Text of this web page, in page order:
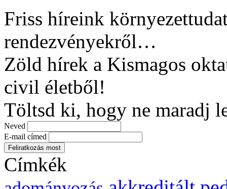
Friss híreink
rendezvényekről…
Zöld hírek a Kismagos
civil életből!
Töltsd ki, hogy ne maradj
Neved
E-mail címed
Címkék